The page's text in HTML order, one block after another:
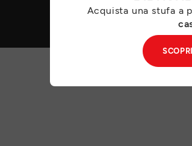
Acquista una stufa a